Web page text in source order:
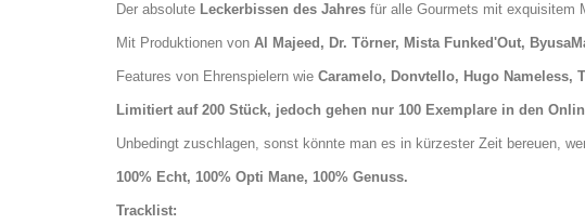
Der absolute Leckerbissen des Jahres für alle Gourmets mit exquisitem
Mit Produktionen von Al Majeed, Dr. Törner, Mista Funked'Out,
Features von Ehrenspielern wie Caramelo, Donvtello, Hugo Nameless,
Limitiert auf 200 Stück, jedoch gehen nur 100 Exemplare in den
Unbedingt zuschlagen, sonst könnte man es in kürzester Zeit bereuen,
100% Echt, 100% Opti Mane, 100% Genuss.
Tracklist: